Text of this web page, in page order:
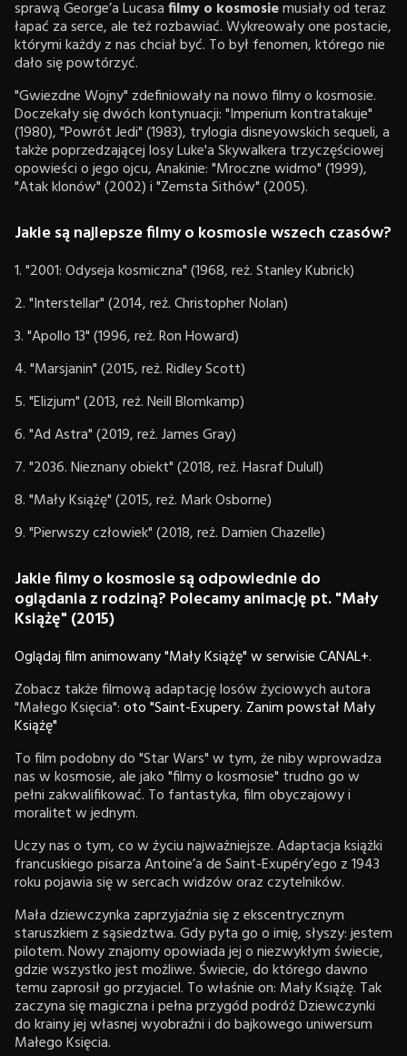
sprawą George’a Lucasafilmy o kosmosiemusiały od teraz
łapać za serce, ale też rozbawiać. Wykreowały one postacie,
którymi każdy z nas chciał być. To był fenomen, którego nie
dało się powtórzyć.
"Gwiezdne Wojny" zdefiniowały na nowo filmy o kosmosie.
Doczekały się dwóch kontynuacji: "Imperium kontratakuje"
(1980), "Powrót Jedi" (1983), trylogia disneyowskich sequeli, a
także poprzedzającej losy Luke'a Skywalkera trzyczęściowej
opowieści o jego ojcu, Anakinie: "Mroczne widmo" (1999),
"Atak klonów" (2002) i "Zemsta Sithów" (2005).
Jakie są najlepsze filmy o kosmosie wszech czasów?
1. "2001: Odyseja kosmiczna" (1968, reż. Stanley Kubrick)
2. "Interstellar" (2014, reż. Christopher Nolan)
3. "Apollo 13" (1996, reż. Ron Howard)
4. "Marsjanin" (2015, reż. Ridley Scott)
5. "Elizjum" (2013, reż. Neill Blomkamp)
6. "Ad Astra" (2019, reż. James Gray)
7. "2036. Nieznany obiekt" (2018, reż. Hasraf Dulull)
8. "Mały Książę" (2015, reż. Mark Osborne)
9. "Pierwszy człowiek" (2018, reż. Damien Chazelle)
Jakie filmy o kosmosie są odpowiednie do
oglądania z rodziną? Polecamy animację pt. "Mały
Książę" (2015)
Oglądaj film animowany "Mały Książę" w serwisie CANAL+.
Zobacz także filmową adaptację losów życiowych autora
"Małego Księcia":oto "Saint-Exupery. Zanim powstał Mały
Książę"
To film podobny do "Star Wars" w tym, że niby wprowadza
nas w kosmosie, ale jako "filmy o kosmosie" trudno go w
pełni zakwalifikować. To fantastyka, film obyczajowy i
moralitet w jednym.
Uczy nas o tym, co w życiu najważniejsze. Adaptacja książki
francuskiego pisarza Antoine’a de Saint-Exupéry’ego z 1943
roku pojawia się w sercach widzów oraz czytelników.
Mała dziewczynka zaprzyjaźnia się z ekscentrycznym
staruszkiem z sąsiedztwa. Gdy pyta go o imię, słyszy: jestem
pilotem. Nowy znajomy opowiada jej o niezwykłym świecie,
gdzie wszystko jest możliwe. Świecie, do którego dawno
temu zaprosił go przyjaciel. To właśnie on: Mały Książę. Tak
zaczyna się magiczna i pełna przygód podróż Dziewczynki
do krainy jej własnej wyobraźni i do bajkowego uniwersum
Małego Księcia.